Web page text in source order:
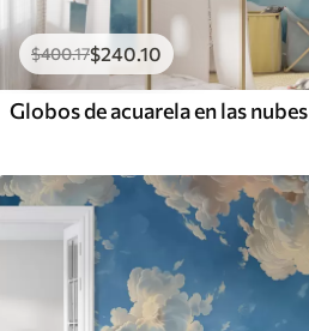
$400.17$240.10
Globos de acuarela en las nubes